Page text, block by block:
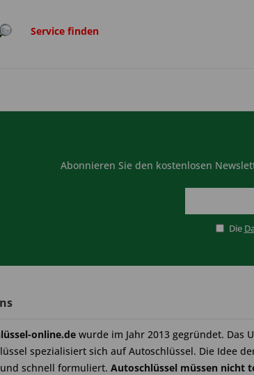
Service finden
Abonnieren Sie den kostenlosen
Die
online.de wurde im Jahr 2013 gegründet. Das
spezialisiert sich auf Autoschlüssel. Die Idee
schnell formuliert. Autoschlüssel müssen nicht